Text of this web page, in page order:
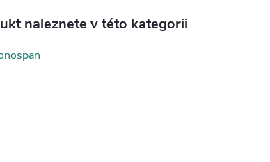
naleznete v této kategorii